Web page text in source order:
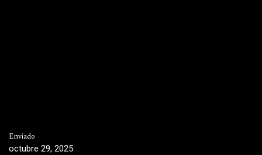
Enviado
octubre 29, 2025